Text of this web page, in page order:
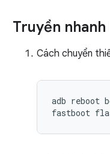
Truyền
Cách chuyển
adb reboot
fastboot